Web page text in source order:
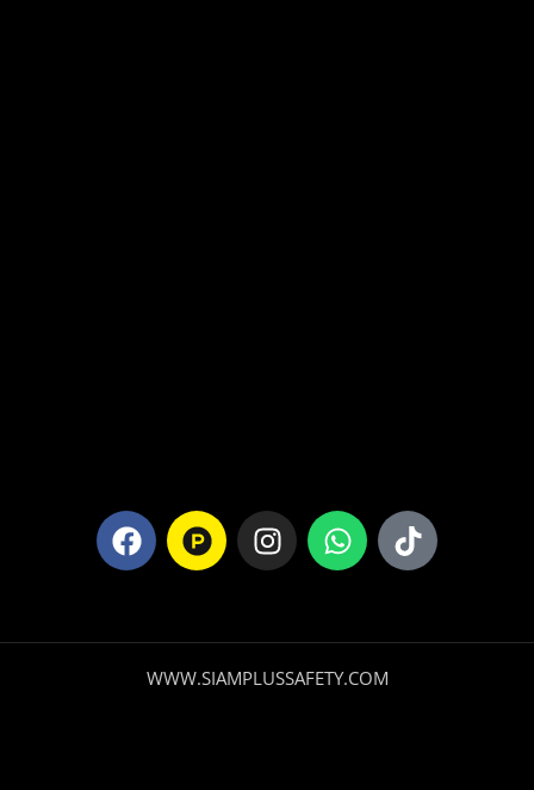
WWW.SIAMPLUSSAFETY.COM